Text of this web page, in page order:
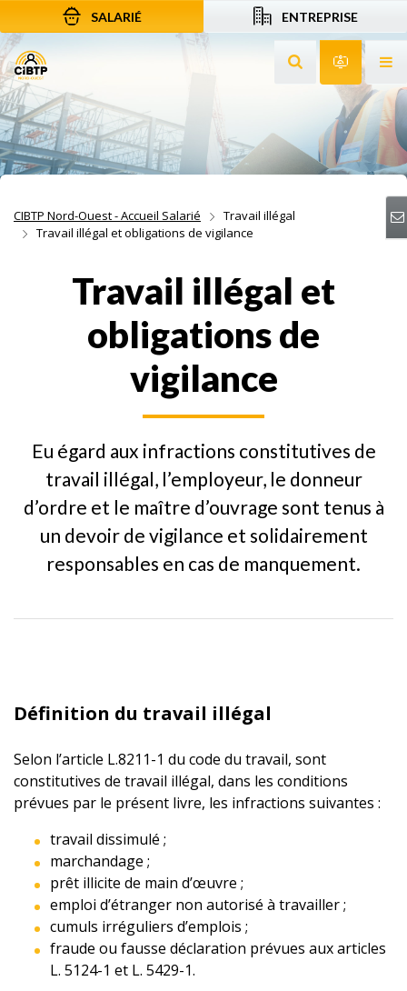
Aller au contenu
Aller à la recherche
Aller à la navigation
SALARIÉ ENTREPRISE
Rechercher sur
CIBTP Nord-Ouest - Accueil Salarié
Travail illégal
Travail illégal et obligations de vigilance
Travail illégal et
obligations de
vigilance
Eu égard aux infractions constitutives de
travail illégal, l’employeur, le donneur
d’ordre et le maître d’ouvrage sont tenus à
un devoir de vigilance et solidairement
responsables en cas de manquement.
Définition du travail illégal
Selon l’article L.8211-1 du code du travail, sont
constitutives de travail illégal, dans les conditions
prévues par le présent livre, les infractions suivantes :
travail dissimulé ;
marchandage ;
prêt illicite de main d’œuvre ;
emploi d’étranger non autorisé à travailler ;
cumuls irréguliers d’emplois ;
fraude ou fausse déclaration prévues aux articles
L. 5124-1 et L. 5429-1.